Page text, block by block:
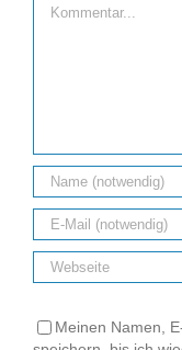
Meinen Namen,